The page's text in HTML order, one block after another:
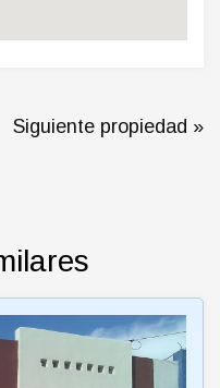
Siguiente propiedad »